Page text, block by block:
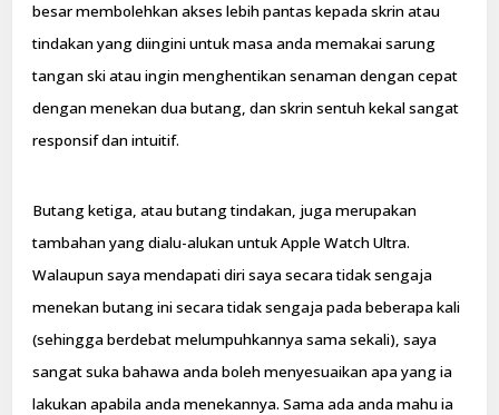
besar membolehkan akses lebih pantas kepada skrin atau
tindakan yang diingini untuk masa anda memakai sarung
tangan ski atau ingin menghentikan senaman dengan cepat
dengan menekan dua butang, dan skrin sentuh kekal sangat
responsif dan intuitif.
Butang ketiga, atau butang tindakan, juga merupakan
tambahan yang dialu-alukan untuk Apple Watch Ultra.
Walaupun saya mendapati diri saya secara tidak sengaja
menekan butang ini secara tidak sengaja pada beberapa kali
(sehingga berdebat melumpuhkannya sama sekali), saya
sangat suka bahawa anda boleh menyesuaikan apa yang ia
lakukan apabila anda menekannya. Sama ada anda mahu ia